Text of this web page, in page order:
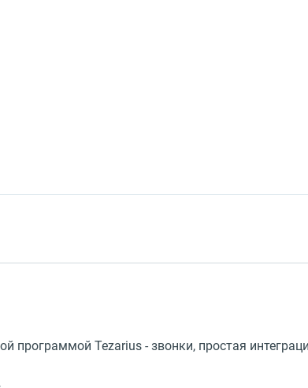
программой Tezarius - звонки, простая